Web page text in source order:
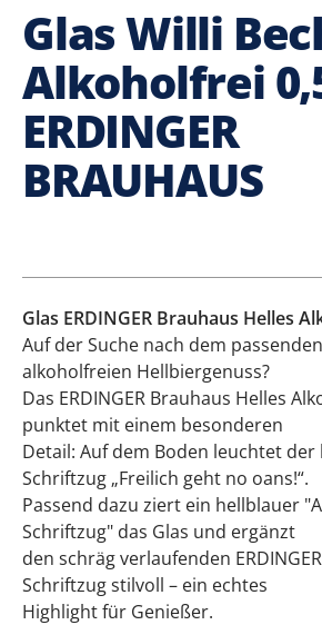
Glas Willi
Alkoholfrei
ERDINGER
BRAUHAUS
Glas ERDINGER Brauhaus Helles
Auf der Suche nach dem
alkoholfreien Hellbiergenuss?
Das ERDINGER Brauhaus Helles
punktet mit einem besonderen
Detail: Auf dem Boden leuchtet der
Schriftzug „Freilich geht no oans!“.
Passend dazu ziert ein hellblauer
Schriftzug" das Glas und ergänzt
den schräg verlaufenden
Schriftzug stilvoll – ein echtes
Highlight für Genießer.